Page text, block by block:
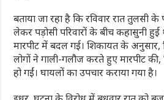
बताया जा रहा है कि रविवार रात तुलसी
लेकर पड़ोसी परिवारों के बीच कहासुनी
मारपीट में बदल गई। शिकायत के
लोगों ने गाली-गलौज करते हुए मारपीट
हो गईं। घायलों का उपचार कराया गया है।